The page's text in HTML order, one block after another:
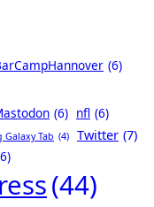
(6)
(6) nfl (6)
Galaxy Tab (4) Twitter (7)
(44)